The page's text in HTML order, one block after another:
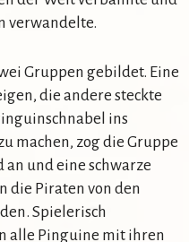
verwandelte.
Gruppen gebildet. Eine
die andere steckte
ins
machen, zog die Gruppe
und eine schwarze
die Piraten von den
Spielerisch
alle Pinguine mit ihren